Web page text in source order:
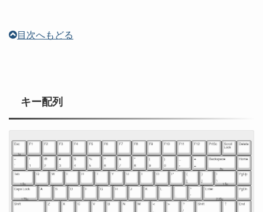
目次へもどる
キー配列